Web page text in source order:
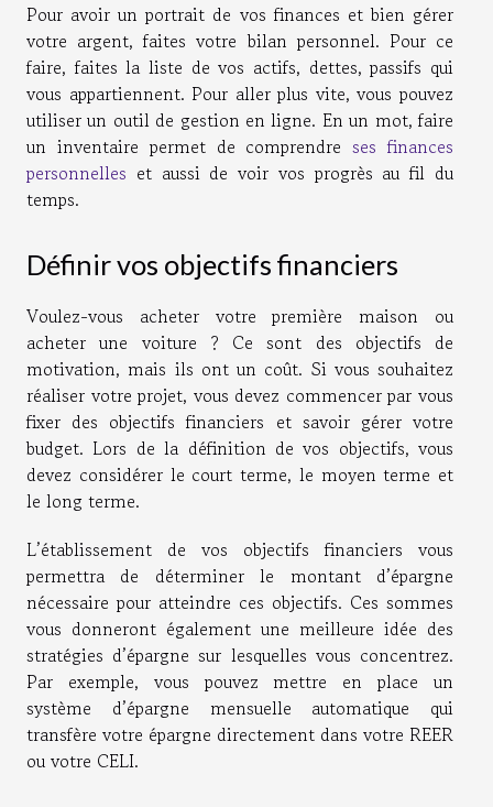
Pour avoir un portrait de vos finances et bien gérer
votre argent, faites votre bilan personnel. Pour ce
faire, faites la liste de vos actifs, dettes, passifs qui
vous appartiennent. Pour aller plus vite, vous pouvez
utiliser un outil de gestion en ligne. En un mot, faire
un inventaire permet de comprendreses finances
personnelles et aussi de voir vos progrès au fil du
temps.
Définir vos objectifs financiers
Voulez-vous acheter votre première maison ou
acheter une voiture ? Ce sont des objectifs de
motivation, mais ils ont un coût. Si vous souhaitez
réaliser votre projet, vous devez commencer par vous
fixer des objectifs financiers et savoir gérer votre
budget. Lors de la définition de vos objectifs, vous
devez considérer le court terme, le moyen terme et
le long terme.
L’établissement de vos objectifs financiers vous
permettra de déterminer le montant d’épargne
nécessaire pour atteindre ces objectifs. Ces sommes
vous donneront également une meilleure idée des
stratégies d’épargne sur lesquelles vous concentrez.
Par exemple, vous pouvez mettre en place un
système d’épargne mensuelle automatique qui
transfère votre épargne directement dans votre REER
ou votre CELI.